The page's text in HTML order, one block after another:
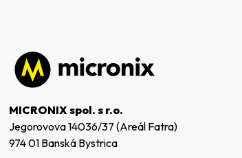
MICRONIX spol. s r.o.
Jegorovova 14036/37 (Areál Fatra)
974 01 Banská Bystrica